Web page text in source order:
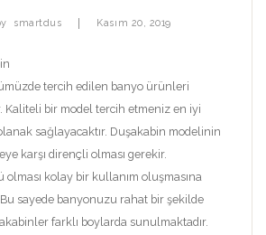
smartdus Kasım 20, 2019
tercih edilen banyo ürünleri
Kaliteli bir model tercih etmeniz en iyi
sağlayacaktır. Duşakabin modelinin
karşı dirençli olması gerekir.
olması kolay bir kullanım oluşmasına
Bu sayede banyonuzu rahat bir şekilde
farklı boylarda sunulmaktadır.